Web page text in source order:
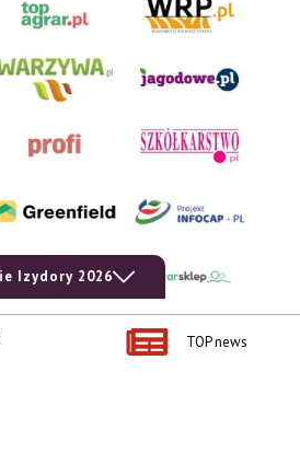
Izydory 2026
TOP news